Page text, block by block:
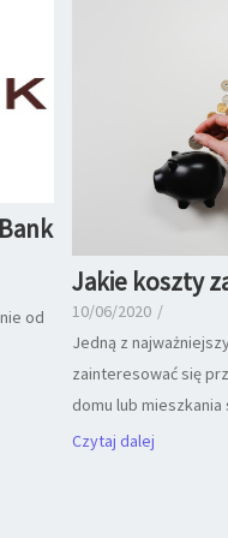
od
Jakie koszty
10/06/2020 /
Jedną z
zainteresować się
domu lub
Czytaj dalej